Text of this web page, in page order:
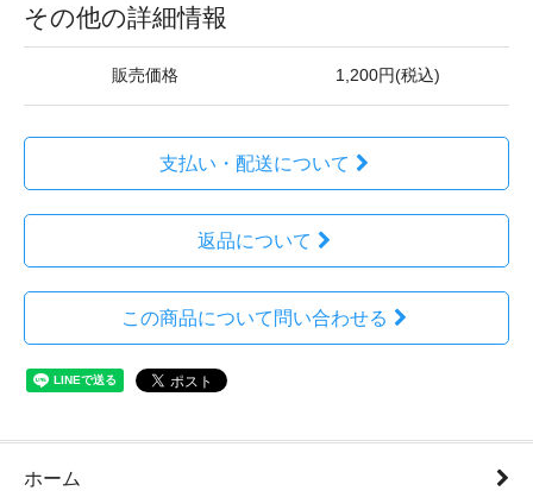
その他の詳細情報
販売価格 1,200円(税込)
支払い・配送について
返品について
この商品について問い合わせる
ホーム